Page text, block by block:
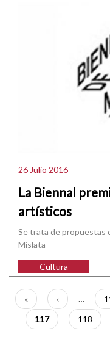
26 Julio 2016
La Biennal
artísticos
Se trata de propuestas
Mislata
Cultura
Paginación
Primera
página
«
Página
anterior
‹ …
Página
actual
117 Página
118